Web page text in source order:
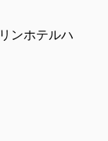
リンホテルハ